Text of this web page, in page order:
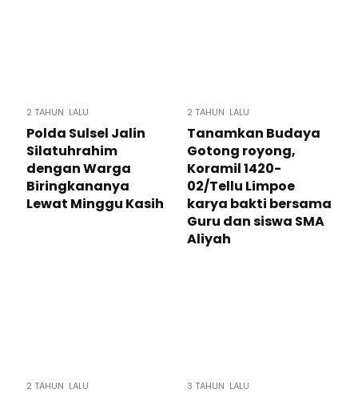
2 TAHUN LALU
Polda Sulsel Jalin
Silatuhrahim
dengan Warga
Biringkananya
Lewat Minggu Kasih
2 TAHUN LALU
Tanamkan Budaya
Gotong royong,
Koramil 1420-
02/Tellu Limpoe
karya bakti bersama
Guru dan siswa SMA
Aliyah
2 TAHUN LALU 3 TAHUN LALU